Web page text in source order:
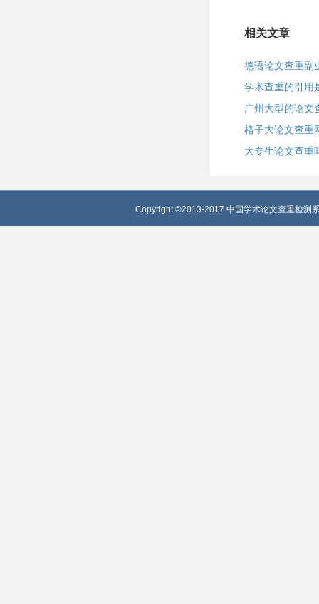
相关文章
德语论文查重副
学术查重的引用
广州大型的论文
格子大论文查重
大专生论文查重
Copyright ©2013-2017 中国学术论文查重检